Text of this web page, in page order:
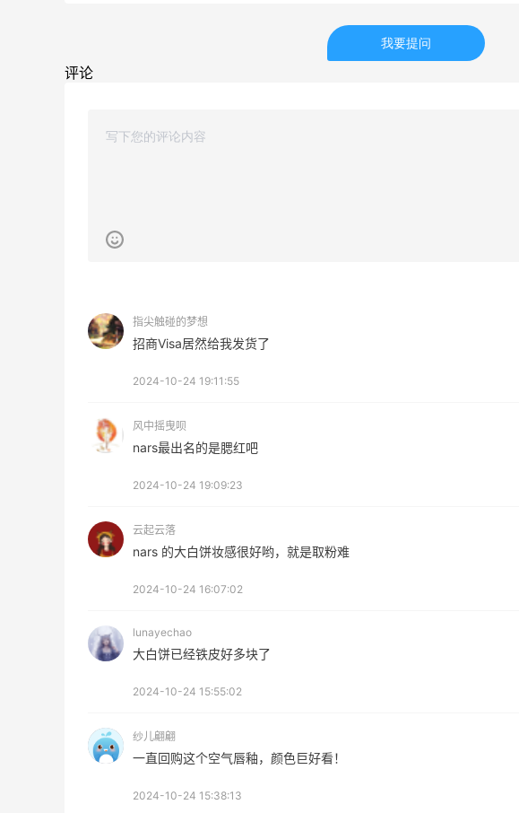
我要提问
评论
指尖触碰的梦想
招商Visa居然给我发货了
2024-10-24 19:11:55
风中摇曳呗
nars最出名的是腮红吧
2024-10-24 19:09:23
云起云落
nars 的大白饼妆感很好哟，就是取粉难
2024-10-24 16:07:02
lunayechao
大白饼已经铁皮好多块了
2024-10-24 15:55:02
纱儿翩翩
一直回购这个空气唇釉，颜色巨好看！
2024-10-24 15:38:13
【55专享】Bobbi Brown 美网：美妆礼
Bloomingdales：时尚热卖！入手珑骧、
5天14小时
Space NK UK：美妆护肤大促！入Lisa
新人首单享8折
Mac Duggal
最高2%返利
30%返利
54人获得返利
最高2%返利
Matte Collection